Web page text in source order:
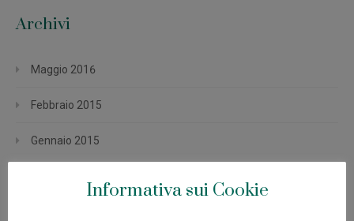
Archivi
Maggio 2016
Febbraio 2015
Gennaio 2015
CategorieInformativa sui Cookie